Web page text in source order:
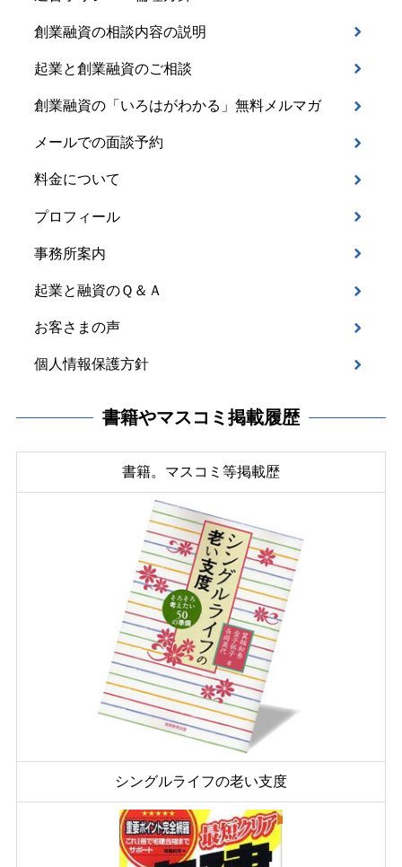
創業融資の相談内容の説明
起業と創業融資のご相談
創業融資の「いろはがわかる」無料メルマガ
メールでの面談予約
料金について
プロフィール
事務所案内
起業と融資のＱ＆Ａ
お客さまの声
個人情報保護方針
書籍やマスコミ掲載履歴
書籍。マスコミ等掲載歴
シングルライフの老い支度